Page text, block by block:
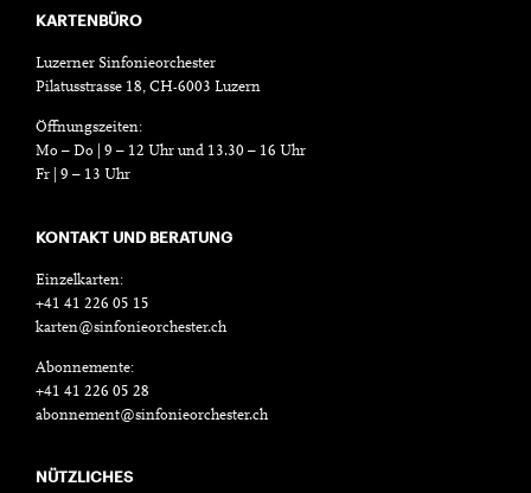
KARTENBÜRO
Luzerner Sinfonieorchester
Pilatusstrasse 18, CH-6003 Luzern
Öffnungszeiten:
Mo – Do | 9 – 12 Uhr und 13.30 – 16 Uhr
Fr | 9 – 13 Uhr
KONTAKT UND BERATUNG
Einzelkarten:
+41 41 226 05 15
karten@sinfonieorchester.ch
Abonnemente:
+41 41 226 05 28
abonnement@sinfonieorchester.ch
NÜTZLICHES